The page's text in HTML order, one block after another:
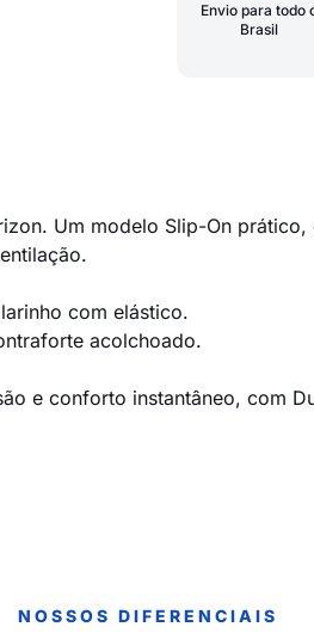
Envio para todo
Brasil
Um modelo Slip-On
com elástico.
acolchoado.
e conforto instantâneo, com
NOSSOS DIFERENCIAIS